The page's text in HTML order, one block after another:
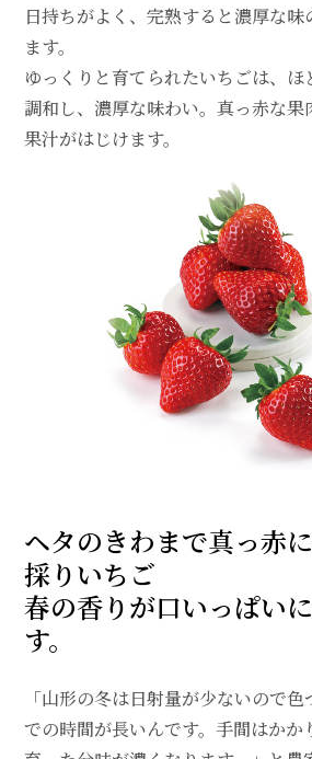
日持ちがよく、完熟すると濃厚な味
ます。
ゆっくりと育てられたいちごは、
調和し、濃厚な味わい。真っ赤な果
果汁がはじけます。
ヘタのきわまで真っ赤
採りいちご
春の香りが口いっぱい
す。
「山形の冬は日射量が少ないので
での時間が長いんです。手間はかか